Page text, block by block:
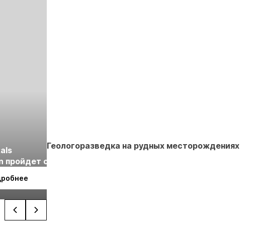
пройдет с
в г.
Выставка «Рудник
Российская
Геологоразведка на рудных месторождениях